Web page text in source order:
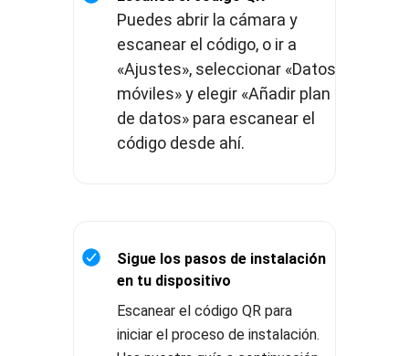
Puedes abrir la cámara y
escanear el código, o ir a
«Ajustes», seleccionar «Datos
móviles» y elegir «Añadir plan
de datos» para escanear el
código desde ahí.
Sigue los pasos de instalación
en tu dispositivo
Escanear el código QR para
iniciar el proceso de instalación.